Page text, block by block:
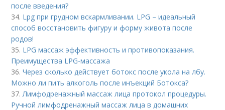
после введения?
34. Lpg при грудном вскармливании. LPG – идеальный
способ восстановить фигуру и форму живота после
родов!
35. LPG массаж эффективность и противопоказания.
Преимущества LPG-массажа
36.Через сколько действует ботокс после укола на лбу.
Можно ли пить алкоголь после инъекций Ботокса?
37. Лимфодренажный массаж лица протокол процедуры.
Ручной лимфодренажный массаж лица в домашних